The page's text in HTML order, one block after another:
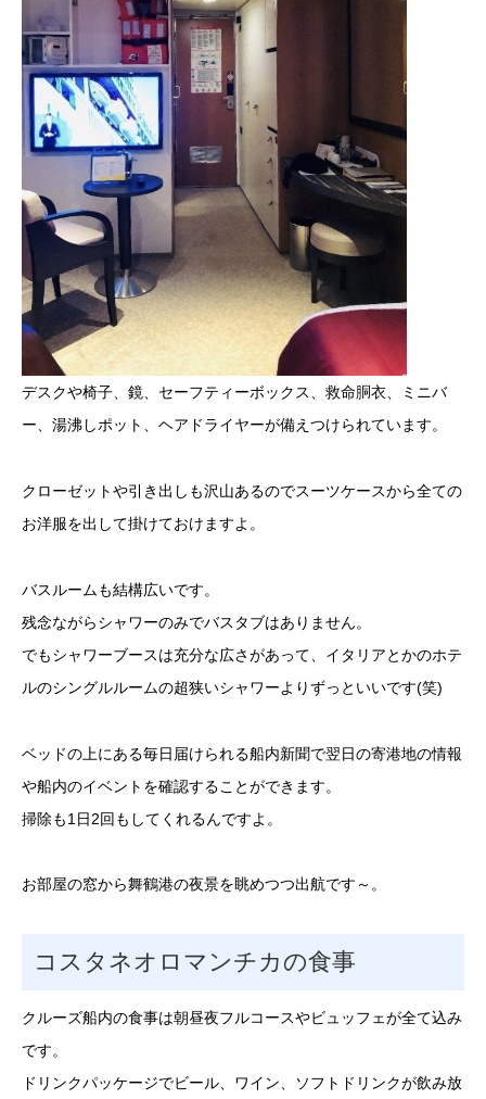
デスクや椅子、鏡、セーフティーボックス、救命胴衣、ミニバ
ー、湯沸しポット、ヘアドライヤーが備えつけられています。
クローゼットや引き出しも沢山あるのでスーツケースから全ての
お洋服を出して掛けておけますよ。
バスルームも結構広いです。
残念ながらシャワーのみでバスタブはありません。
でもシャワーブースは充分な広さがあって、イタリアとかのホテ
ルのシングルルームの超狭いシャワーよりずっといいです(笑)
ベッドの上にある毎日届けられる船内新聞で翌日の寄港地の情報
や船内のイベントを確認することができます。
掃除も1日2回もしてくれるんですよ。
お部屋の窓から舞鶴港の夜景を眺めつつ出航です～。
コスタネオロマンチカの食事
クルーズ船内の食事は朝昼夜フルコースやビュッフェが全て込み
です。
ドリンクパッケージでビール、ワイン、ソフトドリンクが飲み放